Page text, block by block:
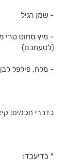
- שמן רגיל
- מיץ סחוט טרי
(לטעמכם)
- מלח, פילפל לבן
כדברי חכמים:
* בדיעבד: